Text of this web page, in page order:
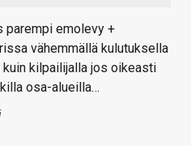
parempi emolevy +
vähemmällä kulutuksella
kuin kilpailijalla jos oikeasti
osa-alueilla…